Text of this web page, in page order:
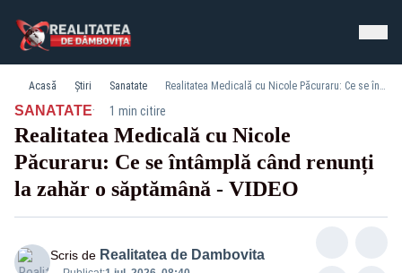
Acasă Știri Sanatate Realitatea Medicală cu Nicole Păcuraru: Ce se întâmplă când renunți la zahăr o săptămână - VIDEO
SANATATE· 1 min citire
Realitatea Medicală cu Nicole
Păcuraru: Ce se întâmplă când renunți
la zahăr o săptămână - VIDEO
Scris de Realitatea de Dambovita